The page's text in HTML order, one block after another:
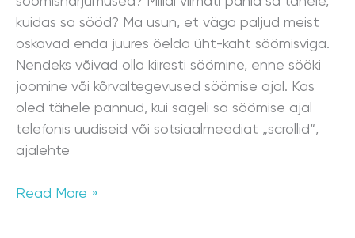
kuidas sa sööd? Ma usun, et väga paljud meist
oskavad enda juures öelda üht-kaht söömisviga.
Nendeks võivad olla kiiresti söömine, enne sööki
joomine või kõrvaltegevused söömise ajal. Kas
oled tähele pannud, kui sageli sa söömise ajal
telefonis uudiseid või sotsiaalmeediat „scrollid“,
ajalehte
Read More »